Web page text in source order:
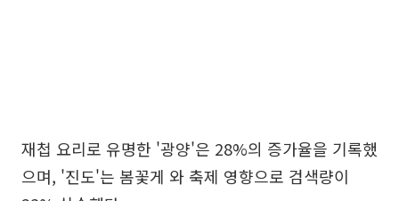
재첩 요리로 유명한 '광양'은 28%의 증가율을 기록했
으며, '진도'는 봄꽃게 와 축제 영향으로 검색량이